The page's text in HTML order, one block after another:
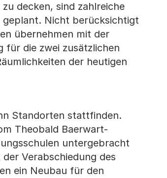
decken, sind zahlreiche
geplant. Nicht berücksichtigt
übernehmen mit der
für die zwei zusätzlichen
der heutigen
Standorten stattfinden.
Theobald Baerwart-
untergebracht
Verabschiedung des
ein Neubau für den